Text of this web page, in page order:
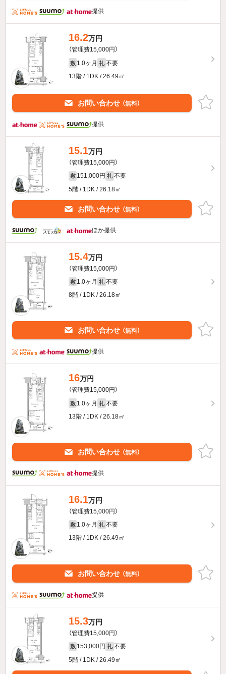
提供
16.2万円
（管理費15,000円）
敷 1.0ヶ月 礼 不要
13階 / 1DK / 26.49㎡
お問い合わせ （無料）
提供
15.1万円
（管理費15,000円）
敷 151,000円 礼 不要
5階 / 1DK / 26.18㎡
お問い合わせ （無料）
ほか提供
15.4万円
（管理費15,000円）
敷 1.0ヶ月 礼 不要
8階 / 1DK / 26.18㎡
お問い合わせ （無料）
提供
16万円
（管理費15,000円）
敷 1.0ヶ月 礼 不要
13階 / 1DK / 26.18㎡
お問い合わせ （無料）
提供
16.1万円
（管理費15,000円）
敷 1.0ヶ月 礼 不要
13階 / 1DK / 26.49㎡
お問い合わせ （無料）
提供
15.3万円
（管理費15,000円）
敷 153,000円 礼 不要
5階 / 1DK / 26.49㎡